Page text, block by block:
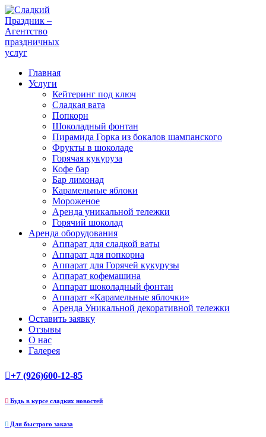
Главная
Услуги
Кейтеринг под ключ
Сладкая вата
Попкорн
Шоколадный фонтан
Пирамида Горка из бокалов шампанского
Фрукты в шоколаде
Горячая кукуруза
Кофе бар
Бар лимонад
Карамельные яблоки
Мороженое
Аренда уникальной тележки
Горячий шоколад
Аренда оборудования
Аппарат для сладкой ваты
Аппарат для попкорна
Аппарат для Горячей кукурузы
Аппарат кофемашина
Аппарат шоколадный фонтан
Аппарат «Карамельные яблочки»
Аренда Уникальной декоративной тележки
Оставить заявку
Отзывы
О нас
Галерея
+7 (926)600-12-85
Будь в курсе сладких новостей
Для быстрого заказа